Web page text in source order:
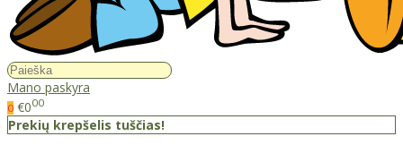
Mano paskyra
0 €000
Prekių krepšelis tuščias!